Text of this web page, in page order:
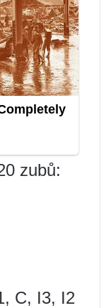
zubů:
C, I3, I2